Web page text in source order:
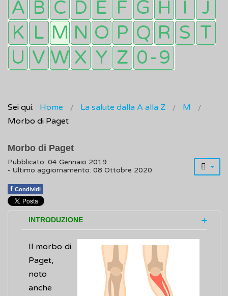
Sei qui: Home La salute dalla A alla Z
M
Morbo di Paget
Morbo di Paget
Pubblicato: 04 Gennaio 2019
- Ultimo aggiornamento: 08 Ottobre 2020
f Condividi
INTRODUZIONE
Il morbo di
Paget,
noto
anche